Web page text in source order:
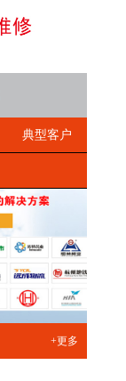
典型客户
+更多